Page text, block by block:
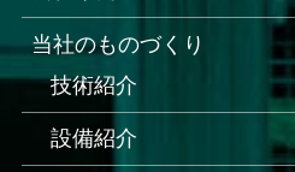
当社のものづくり
技術紹介
設備紹介